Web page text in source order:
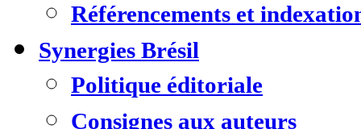
Référencements et
Synergies Brésil
Politique éditoriale
Consignes aux auteurs